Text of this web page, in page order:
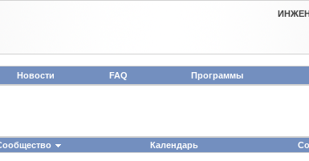
Новости FAQ Программы
Календарь